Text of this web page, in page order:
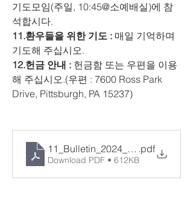
기도모임(주일, 10:45@소예배실)에 참
석합시다.
11.환우들을 위한 기도 : 매일 기억하며
기도해 주십시오.
12.헌금 안내 : 헌금함 또는 우편을 이용
해 주십시오.(우편 : 7600 Ross Park
Drive, Pittsburgh, PA 15237)
11_Bulletin_2024_3_17
.pdf
Download PDF • 612KB